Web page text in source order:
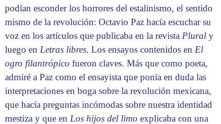
podían esconder los horrores del estalinismo, el sentido
mismo de la revolución: Octavio Paz hacía escuchar su
voz en los artículos que publicaba en la revista Plural y
luego en Letras libres. Los ensayos contenidos en El
ogro filantrópico fueron claves. Más que como poeta,
admiré a Paz como el ensayista que ponía en duda las
interpretaciones en boga sobre la revolución mexicana,
que hacía preguntas incómodas sobre nuestra identidad
mestiza y que en Los hijos del limo explicaba con una